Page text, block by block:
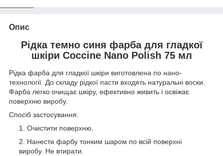
Опис
Рідка темно синя фарба для гладкої
шкіри Coccine Nano Polish 75 мл
Рідка фарба для гладкої шкіри виготовлена по нано-
технології. До складу рідкої пасти входять натуральні воски.
Фарба легко очищає шкіру, ефективно живить і освіжає
поверхню виробу.
Спосіб застосування:
Очистити поверхню.
Нанести фарбу тонким шаром по всій поверхні
виробу. Не втирати.